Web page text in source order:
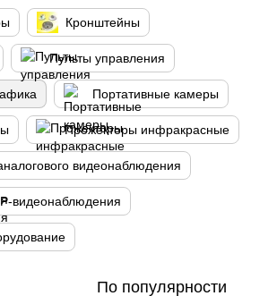
Кронштейны
Пульты управления
Портативные камеры
Прожекторы инфракрасные
видеонаблюдения
видеонаблюдения
По популярности